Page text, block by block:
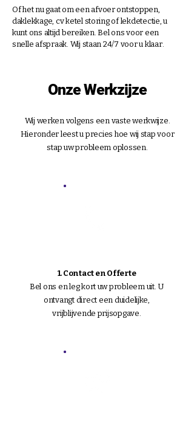
Of het nu gaat om een afvoer ontstoppen,
daklekkage, cv ketel storing of lekdetectie, u
kunt ons altijd bereiken. Bel ons voor een
snelle afspraak. Wij staan 24/7 voor u klaar.
Onze Werkzijze
Wij werken volgens een vaste werkwijze.
Hieronder leest u precies hoe wij stap voor
stap uw probleem oplossen.
1. Contact en Offerte
Bel ons en leg kort uw probleem uit. U
ontvangt direct een duidelijke,
vrijblijvende prijsopgave.